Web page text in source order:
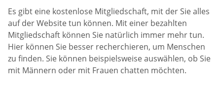
Es gibt eine kostenlose Mitgliedschaft, mit der Sie alles
auf der Website tun können. Mit einer bezahlten
Mitgliedschaft können Sie natürlich immer mehr tun.
Hier können Sie besser recherchieren, um Menschen
zu finden. Sie können beispielsweise auswählen, ob Sie
mit Männern oder mit Frauen chatten möchten.